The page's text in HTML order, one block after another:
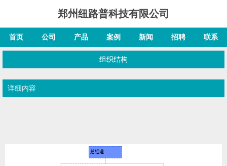
郑州纽路普科技有限公司
首页 公司 产品 案例 新闻 招聘 联系
组织结构
详细内容